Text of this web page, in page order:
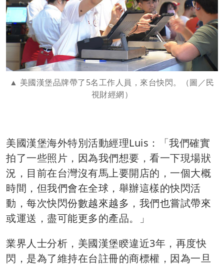
美國漢堡品牌帶了5名工作人員，來台快閃。（圖／民
視財經網）
美國漢堡海外特別活動經理Luis：「我們確實
拍了一些照片，因為我們想要，看一下現場狀
況，目前在台灣沒有馬上要開店的，一個大概
時間，但我們會在全球，舉辦這樣的快閃活
動，每次快閃份數越來越多，我們也嘗試帶來
或運送，盡可能更多的產品。」
業界人士分析，美國漢堡睽違近3年，再度快
閃，是為了維持在台註冊的商標權，因為一旦